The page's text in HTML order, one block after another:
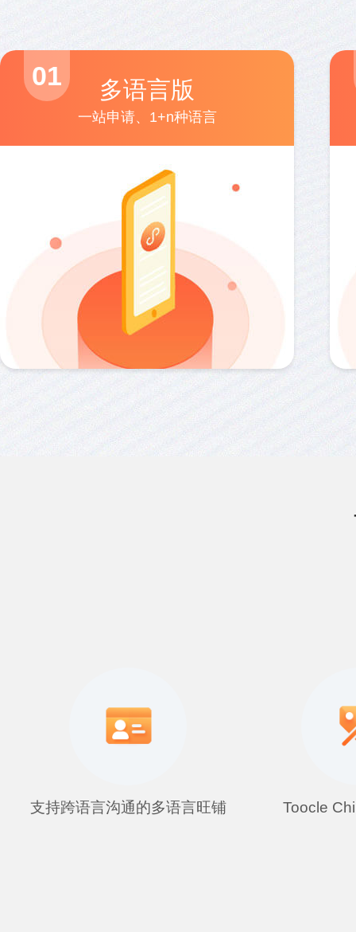
多语言版
一站申请、1+n种语言
01
支持跨语言沟通的多语言旺铺 Toocle